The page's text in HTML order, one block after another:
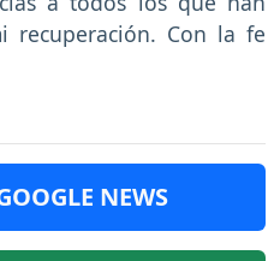
recuperación. Con la fe
NEWS